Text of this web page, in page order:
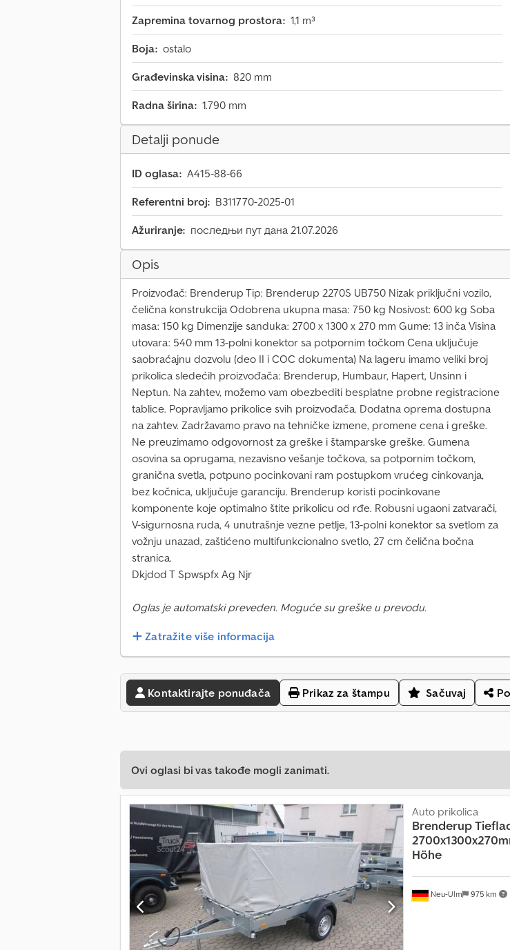
Zapremina tovarnog prostora: 1,1 m³
Boja: ostalo
Građevinska visina: 820 mm
Radna širina: 1.790 mm
Detalji ponude
ID oglasa: A415-88-66
Referentni broj: B311770-2025-01
Ažuriranje: последњи пут дана 21.07.2026
Opis
Proizvođač: Brenderup Tip: Brenderup 2270S UB750 Nizak priključni vozilo,
čelična konstrukcija Odobrena ukupna masa: 750 kg Nosivost: 600 kg Soba
masa: 150 kg Dimenzije sanduka: 2700 x 1300 x 270 mm Gume: 13 inča Visina
utovara: 540 mm 13-polni konektor sa potpornim točkom Cena uključuje
saobraćajnu dozvolu (deo II i COC dokumenta) Na lageru imamo veliki broj
prikolica sledećih proizvođača: Brenderup, Humbaur, Hapert, Unsinn i
Neptun. Na zahtev, možemo vam obezbediti besplatne probne registracione
tablice. Popravljamo prikolice svih proizvođača. Dodatna oprema dostupna
na zahtev. Zadržavamo pravo na tehničke izmene, promene cena i greške.
Ne preuzimamo odgovornost za greške i štamparske greške. Gumena
osovina sa oprugama, nezavisno vešanje točkova, sa potpornim točkom,
granična svetla, potpuno pocinkovani ram postupkom vrućeg cinkovanja,
bez kočnica, uključuje garanciju. Brenderup koristi pocinkovane
komponente koje optimalno štite prikolicu od rđe. Robusni ugaoni zatvarači,
V-sigurnosna ruda, 4 unutrašnje vezne petlje, 13-polni konektor sa svetlom za
vožnju unazad, zaštićeno multifunkcionalno svetlo, 27 cm čelična bočna
stranica.
Dkjdod T Spwspfx Ag Njr
Oglas je automatski preveden. Moguće su greške u prevodu.
Zatražite više informacija
Kontaktirajte ponuđača Prikaz za štampu Sačuvaj
Ovi oglasi bi vas takođe mogli zanimati.
Neu-Ulm 975 km
Auto prikolica
Brenderup
Höhe